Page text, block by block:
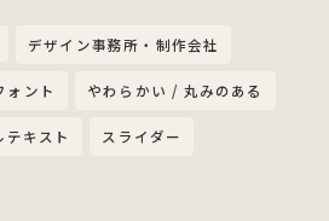
デザイン事務所・制作会社
ント やわらかい / 丸みのある
テキスト スライダー